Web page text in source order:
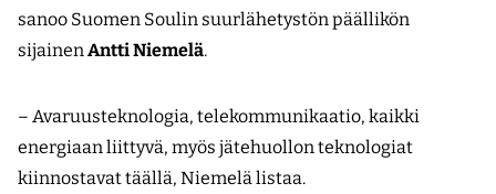
sanoo Suomen Soulin suurlähetystön päällikön
sijainen Antti Niemelä.
– Avaruusteknologia, telekommunikaatio, kaikki
energiaan liittyvä, myös jätehuollon teknologiat
kiinnostavat täällä, Niemelä listaa.